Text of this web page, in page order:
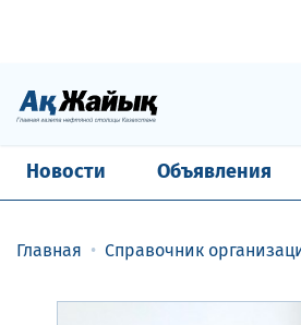
Новости Объявления
Главная Справочник